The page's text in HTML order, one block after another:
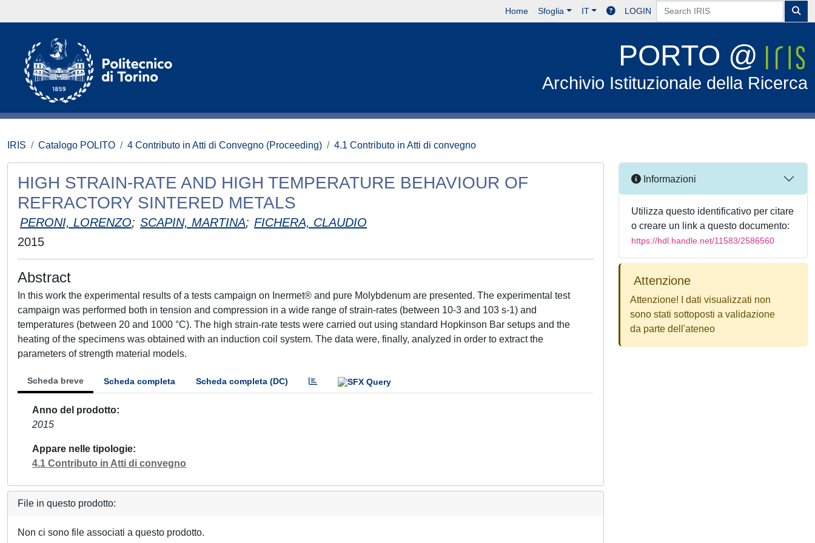
Home Sfoglia IT LOGIN
PORTO @
Archivio Istituzionale della Ricerca
IRIS Catalogo POLITO 4 Contributo in Atti di Convegno (Proceeding) 4.1 Contributo in Atti di convegno
HIGH STRAIN-RATE AND HIGH TEMPERATURE BEHAVIOUR OF
REFRACTORY SINTERED METALS
PERONI, LORENZO; SCAPIN, MARTINA; FICHERA, CLAUDIO
2015
Abstract
In this work the experimental results of a tests campaign on Inermet® and pure Molybdenum are presented. The experimental test
campaign was performed both in tension and compression in a wide range of strain-rates (between 10-3 and 103 s-1) and
temperatures (between 20 and 1000 °C). The high strain-rate tests were carried out using standard Hopkinson Bar setups and the
heating of the specimens was obtained with an induction coil system. The data were, finally, analyzed in order to extract the
parameters of strength material models.
Scheda breve Scheda completa Scheda completa (DC)
Anno del prodotto
2015
Appare nelle tipologie
4.1 Contributo in Atti di convegno
File in questo prodotto:
Non ci sono file associati a questo prodotto.
Informazioni
Utilizza questo identificativo per citare
o creare un link a questo documento:
https://hdl.handle.net/11583/2586560
Attenzione
Attenzione! I dati visualizzati non
sono stati sottoposti a validazione
da parte dell'ateneo